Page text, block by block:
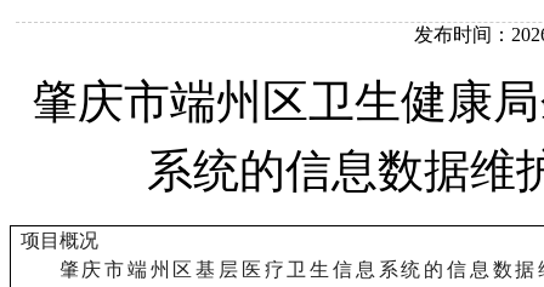
发布时间：
肇庆市端州区卫生健康
系统的信息数据维
项目概况
肇庆市端州区基层医疗卫生信息系统的信息数